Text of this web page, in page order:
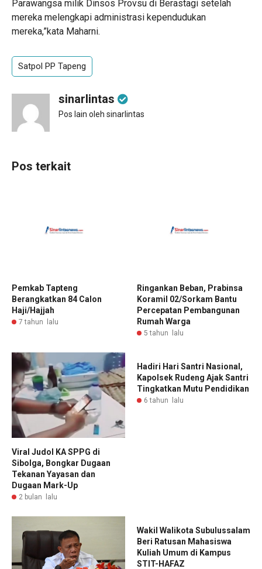
Parawangsa milik Dinsos Provsu di Berastagi setelah
mereka melengkapi administrasi kependudukan
mereka,”kata Maharni.
Satpol PP Tapeng
sinarlintas
Pos lain oleh sinarlintas
Pos terkait
Pemkab Tapteng
Berangkatkan 84 Calon
Haji/Hajjah
7 tahun lalu
Ringankan Beban, Prabinsa
Koramil 02/Sorkam Bantu
Percepatan Pembangunan
Rumah Warga
5 tahun lalu
Viral Judol KA SPPG di
Sibolga, Bongkar Dugaan
Tekanan Yayasan dan
Dugaan Mark-Up
2 bulan lalu
Hadiri Hari Santri Nasional,
Kapolsek Rudeng Ajak Santri
Tingkatkan Mutu Pendidikan
6 tahun lalu
Wakil Walikota Subulussalam
Beri Ratusan Mahasiswa
Kuliah Umum di Kampus
STIT-HAFAZ